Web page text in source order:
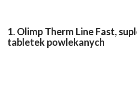
1. Olimp Therm Line Fast,
tabletek powlekanych